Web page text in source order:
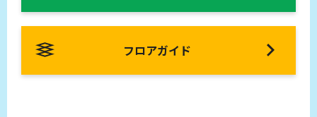
フロアガイド